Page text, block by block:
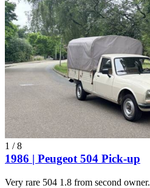
1 /8
1986 | Peugeot 504 Pick-up
Very rare 504 1.8 from second owner.